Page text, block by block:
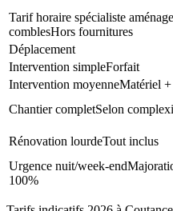
Tarif horaire spécialiste
comblesHors fournitures
Déplacement
Intervention simpleForfait
Intervention moyenneMatériel +
Chantier completSelon
Rénovation lourdeTout inclus
Urgence nuit/week-end
100%